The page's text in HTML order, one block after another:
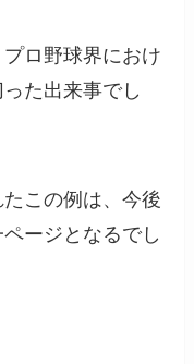
ロ野球界におけ
た出来事でし
この例は、今後
ージとなるでし